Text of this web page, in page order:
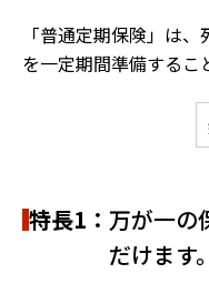
「普通定期保険」は
を一定期間準備するこ
特長1： 万が一の
だけます。